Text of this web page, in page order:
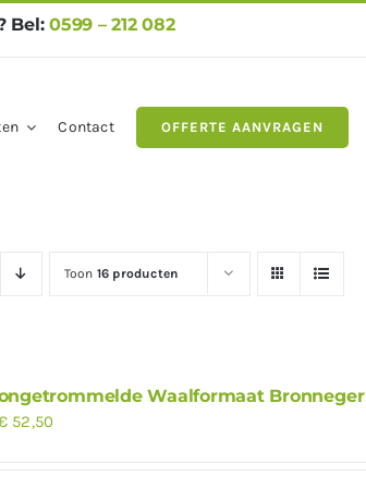
Bel:0599 – 212 082
Contact OFFERTE AANVRAGEN
Toon 16 producten
Waalformaat Bronneger
52,50